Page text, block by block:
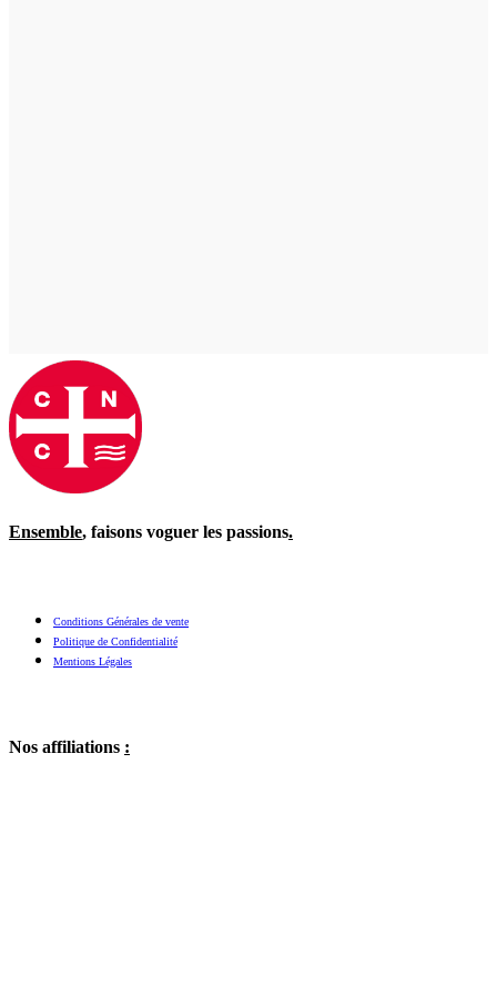
Ensemble, faisons voguer les passions.
Conditions Générales de vente
Politique de Confidentialité
Mentions Légales
Nos affiliations :